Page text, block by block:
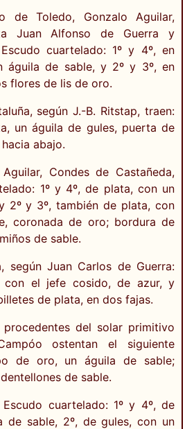
de Toledo, Gonzalo Aguilar,
Juan Alfonso de Guerra y
cuartelado: 1º y 4º, en
águila de sable, y 2º y 3º, en
flores de lis de oro.
según J.-B. Ritstap, traen:
un águila de gules, puerta de
abajo.
Condes de Castañeda,
1º y 4º, de plata, con un
2º y 3º, también de plata, con
coronada de oro; bordura de
de sable.
según Juan Carlos de Guerra:
con el jefe cosido, de azur, y
de plata, en dos fajas.
procedentes del solar primitivo
ostentan el siguiente
de oro, un águila de sable;
de sable.
cuartelado: 1º y 4º, de
de sable, 2º, de gules, con un